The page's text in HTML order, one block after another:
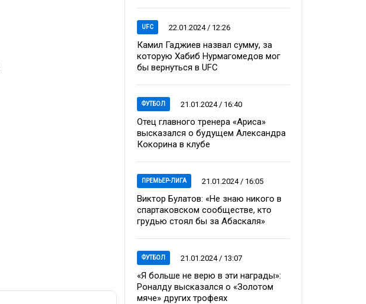
UFC 22.01.2024 / 12:26
Камил Гаджиев назвал сумму, за
которую Хабиб Нурмагомедов мог
бы вернуться в UFC
ФУТБОЛ 21.01.2024 / 16:40
Отец главного тренера «Ариса»
высказался о будущем Александра
Кокорина в клубе
ПРЕМЬЕР-ЛИГА 21.01.2024 / 16:05
Виктор Булатов: «Не знаю никого в
спартаковском сообществе, кто
грудью стоял бы за Абаскаля»
ФУТБОЛ 21.01.2024 / 13:07
«Я больше не верю в эти награды»:
Роналду высказался о «Золотом
мяче» других трофеях